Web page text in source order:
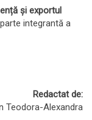
și exportul
integrantă a
Redactat de:
Alexandra